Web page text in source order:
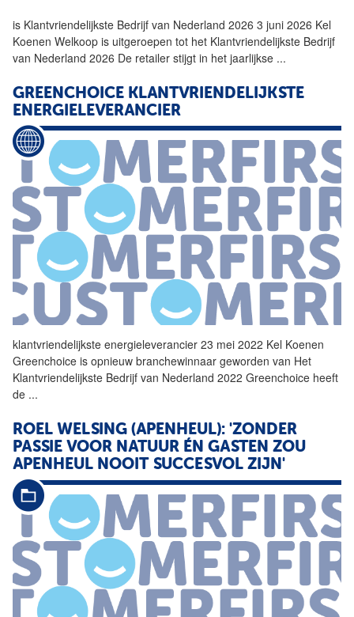
is Klantvriendelijkste Bedrijf van Nederland 2026 3 juni 2026 Kel
Koenen Welkoop is uitgeroepen tot het Klantvriendelijkste Bedrijf
van Nederland 2026 De retailer stijgt in het jaarlijkse ...
GREENCHOICE KLANTVRIENDELIJKSTE
ENERGIELEVERANCIER
klantvriendelijkste energieleverancier 23 mei 2022 Kel Koenen
Greenchoice is opnieuw branchewinnaar geworden van Het
Klantvriendelijkste Bedrijf van Nederland 2022 Greenchoice heeft
de ...
ROEL WELSING (APENHEUL): 'ZONDER
PASSIE VOOR NATUUR ÉN GASTEN ZOU
APENHEUL NOOIT SUCCESVOL ZIJN'